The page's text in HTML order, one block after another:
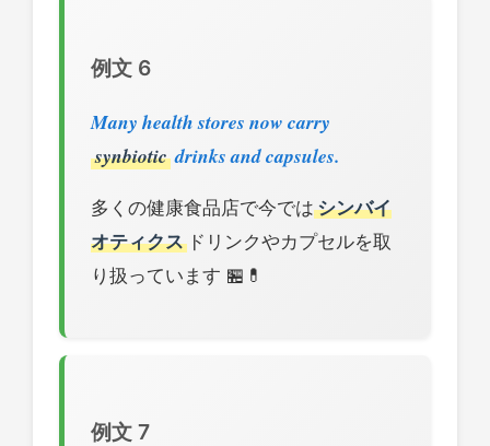
例文 6
Many health stores now carry
synbiotic drinks and capsules.
多くの健康食品店で今では シンバイ
オティクス ドリンクやカプセルを取
り扱っています 🏪💊
例文 7